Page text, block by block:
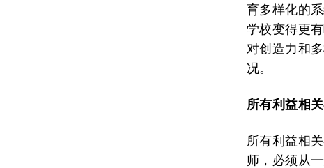
育多样化的
学校变得更
对创造力和
况。
所有利益相
所有利益相
师，必须从